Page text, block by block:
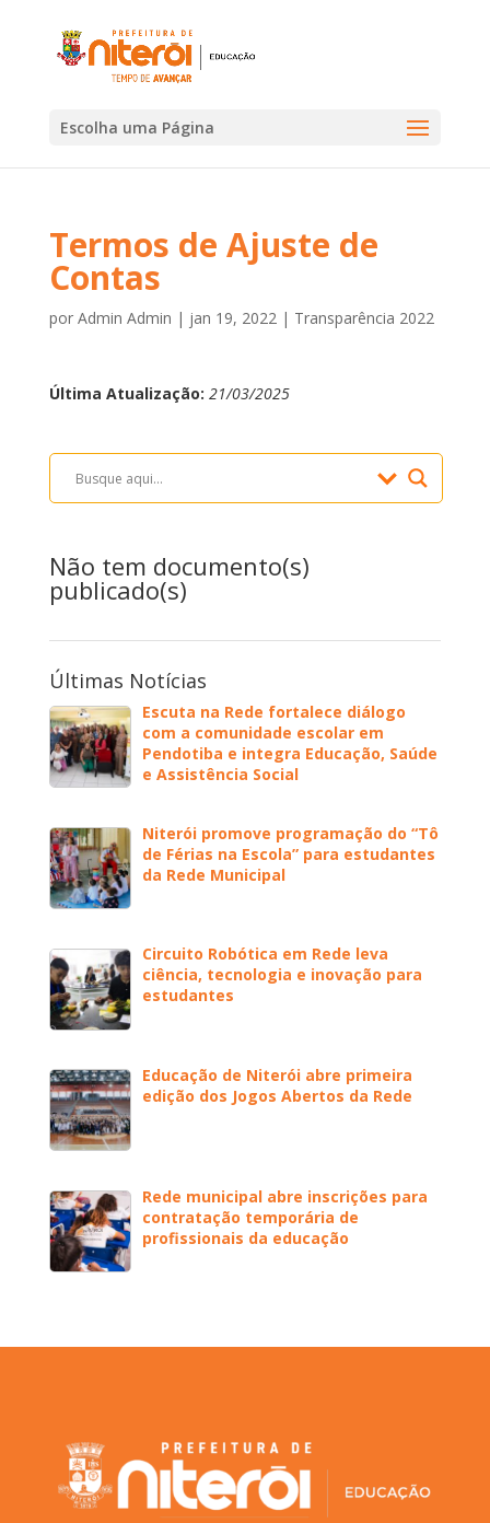
Escolha uma Página
Termos de Ajuste de
Contas
por Admin Admin | jan 19, 2022| Transparência 2022
Última Atualização: 21/03/2025
Não tem documento(s)
publicado(s)
Últimas Notícias
Escuta na Rede fortalece diálogo
com a comunidade escolar em
Pendotiba e integra Educação, Saúde
e Assistência Social
Niterói promove programação do “Tô
de Férias na Escola” para estudantes
da Rede Municipal
Circuito Robótica em Rede leva
ciência, tecnologia e inovação para
estudantes
Educação de Niterói abre primeira
edição dos Jogos Abertos da Rede
Rede municipal abre inscrições para
contratação temporária de
profissionais da educação